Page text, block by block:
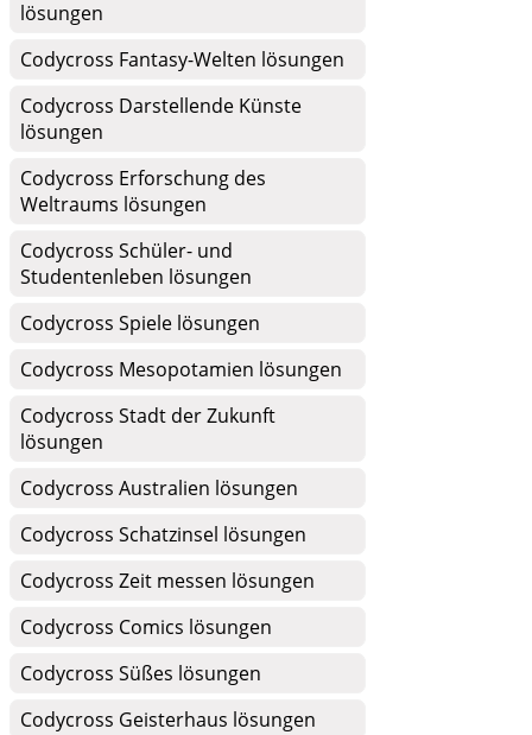
lösungen
Codycross Fantasy-Welten lösungen
Codycross Darstellende Künste
lösungen
Codycross Erforschung des
Weltraums lösungen
Codycross Schüler- und
Studentenleben lösungen
Codycross Spiele lösungen
Codycross Mesopotamien lösungen
Codycross Stadt der Zukunft
lösungen
Codycross Australien lösungen
Codycross Schatzinsel lösungen
Codycross Zeit messen lösungen
Codycross Comics lösungen
Codycross Süßes lösungen
Codycross Geisterhaus lösungen